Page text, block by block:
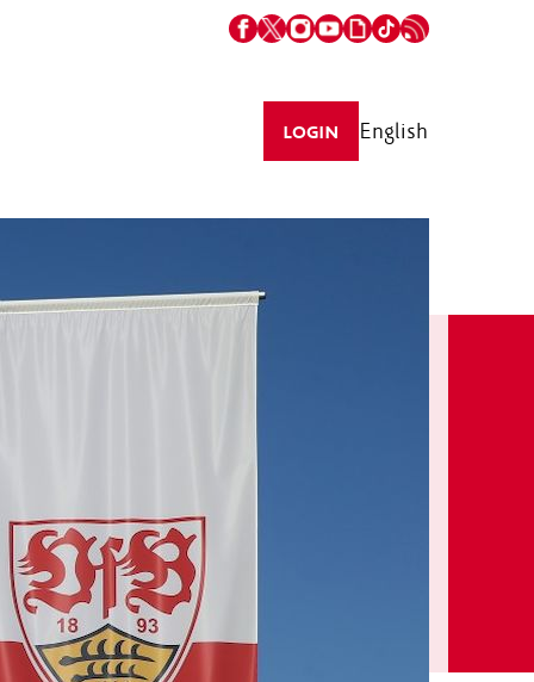
LOGIN English